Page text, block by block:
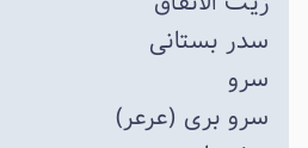
سدر بستانی
سرو
سرو بری (عرعر)